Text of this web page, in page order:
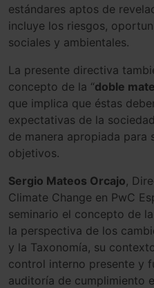
estándares aptos de
incluye los riesgos,
sociales y ambientales.
La presente directiva
concepto de la “doble
que implica que éstas
expectativas de la
de manera apropiada para
objetivos.
Sergio Mateos Orcajo,
Climate Change en PwC
seminario el concepto de
la perspectiva de los
y la Taxonomía, su
control interno presente y
auditoría de cumplimiento